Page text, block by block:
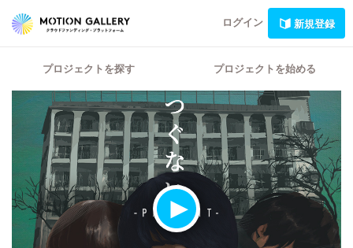
ログイン 新規登録
プロジェクトを探す プロジェクトを始める